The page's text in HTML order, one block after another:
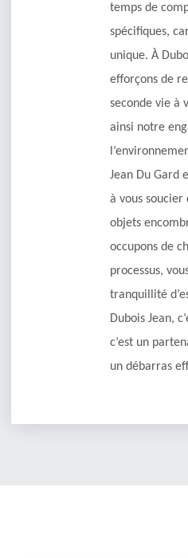
temps de
spécifiques,
unique. À
efforçons de
seconde vie à
ainsi notre
Jean Du Gard
à vous soucier
objets
occupons de
processus,
tranquillité
Dubois Jean,
c’est un
un débarras